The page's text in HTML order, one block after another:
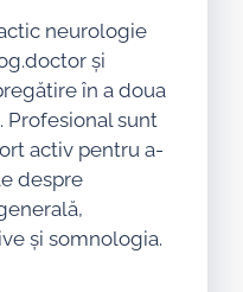
neurologie
și
în a doua
Profesional sunt
activ pentru a-
despre
și somnologia.